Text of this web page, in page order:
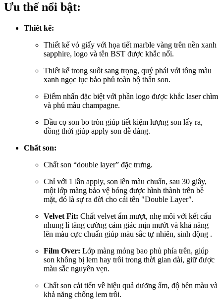
Ưu thế nổi bật:
Thiết kế:
Thiết kế vỏ giấy với họa tiết marble vàng trên nền xanh
sapphire, logo và tên BST được khắc nổi.
Thiết kế trong suốt sang trọng, quý phái với tông màu
xanh ngọc lục bảo phủ toàn bộ thân son.
Điểm nhấn đặc biệt với phần logo được khắc laser chìm
và phủ màu champagne.
Đầu cọ son bo tròn giúp tiết kiệm lượng son lấy ra,
đồng thời giúp apply son dễ dàng.
Chất son:
Chất son “double layer” đặc trưng.
Chỉ với 1 lần apply, son lên màu chuẩn, sau 30 giây,
một lớp màng bảo vệ bóng được hình thành trên bề
mặt, đó là sự ra đời cho cái tên "Double Layer".
Velvet Fit: Chất velvet ẩm mượt, nhẹ môi với kết cấu
nhung lì tăng cường cảm giác mịn mướt và khả năng
lên màu cực chuẩn giúp màu sắc tự nhiên, sinh động .
Film Over: Lớp màng mỏng bao phủ phía trên, giúp
son không bị lem hay trôi trong thời gian dài, giữ được
màu sắc nguyên vẹn.
Chất son cải tiến về hiệu quả dưỡng ẩm, độ bền màu và
khả năng chống lem trôi.